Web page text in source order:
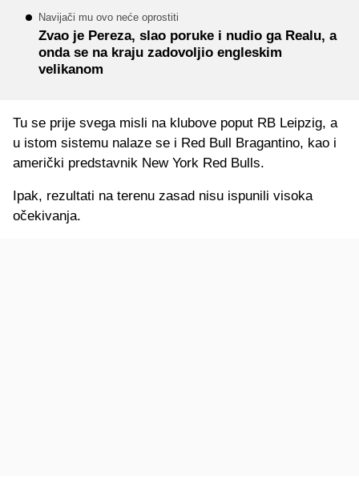
Navijači mu ovo neće oprostiti
Zvao je Perezа, slao poruke i nudio ga Realu, a
onda se na kraju zadovoljio engleskim
velikanom
Tu se prije svega misli na klubove poput RB Leipzig, a
u istom sistemu nalaze se i Red Bull Bragantino, kao i
američki predstavnik New York Red Bulls.
Ipak, rezultati na terenu zasad nisu ispunili visoka
očekivanja.